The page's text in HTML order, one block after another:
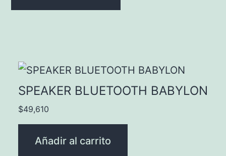
SPEAKER BLUETOOTH BABYLON
$49,610
Añadir al carrito